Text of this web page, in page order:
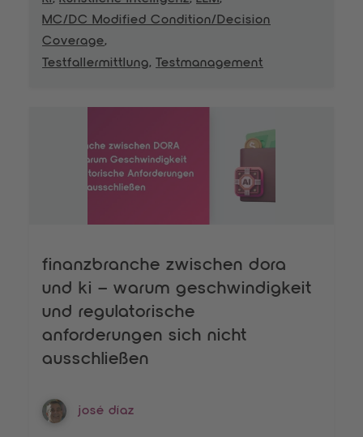
MC/DC Modified Condition/Decision
Coverage,
Testfallermittlung, Testmanagement
finanzbranche zwischen dora
und ki – warum geschwindigkeit
und regulatorische
anforderungen sich nicht
ausschließen
josé díaz